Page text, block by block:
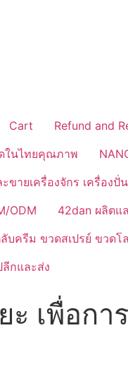
Cart Refund and
ในไทยคุณภาพ
เครื่องจักร เครื่องปั่น
ODM
42dan ผลิตแ
บครีม ขวดสเปรย์ ขวด
กและส่ง
เพื่อกา